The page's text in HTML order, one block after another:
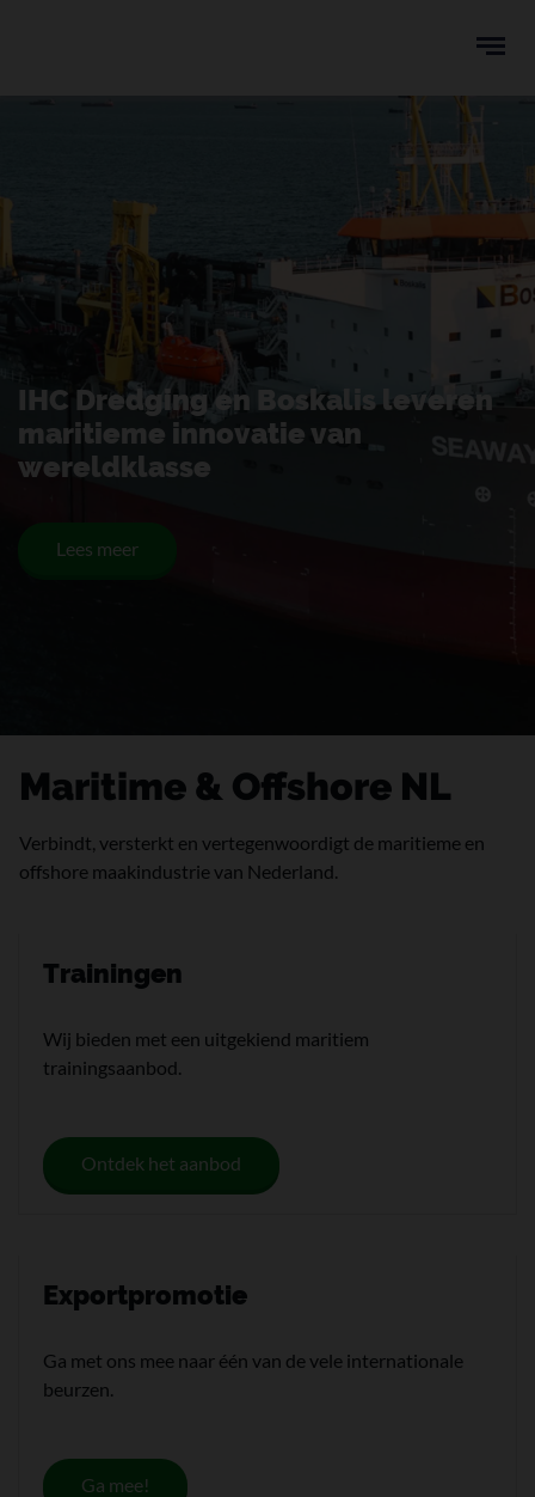
menu
IHC Dredging en Boskalis leveren
maritieme innovatie van
wereldklasse
Lees meer
Maritime & Offshore NL
Verbindt, versterkt en vertegenwoordigt de maritieme en
offshore maakindustrie van Nederland.
Trainingen
Wij bieden met een uitgekiend maritiem
trainingsaanbod.
Ontdek het aanbod
Exportpromotie
Ga met ons mee naar één van de vele internationale
beurzen.
Ga mee!